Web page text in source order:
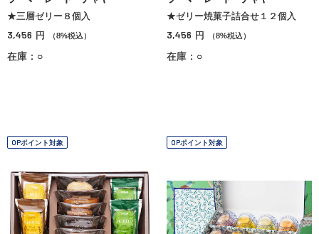
★三層ゼリー８個入
3,456 円 （8%税込）
在庫：○
★ゼリー焼菓子詰合せ１２個入
3,456 円 （8%税込）
在庫：○
OPポイント対象 OPポイント対象